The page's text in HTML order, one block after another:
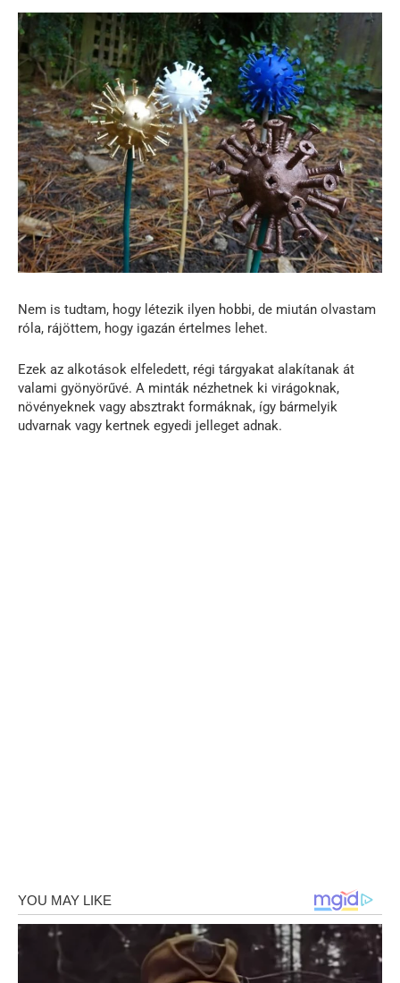
Nem is tudtam, hogy létezik ilyen hobbi, de miután olvastam
róla, rájöttem, hogy igazán értelmes lehet.
Ezek az alkotások elfeledett, régi tárgyakat alakítanak át
valami gyönyörűvé. A minták nézhetnek ki virágoknak,
növényeknek vagy absztrakt formáknak, így bármelyik
udvarnak vagy kertnek egyedi jelleget adnak.